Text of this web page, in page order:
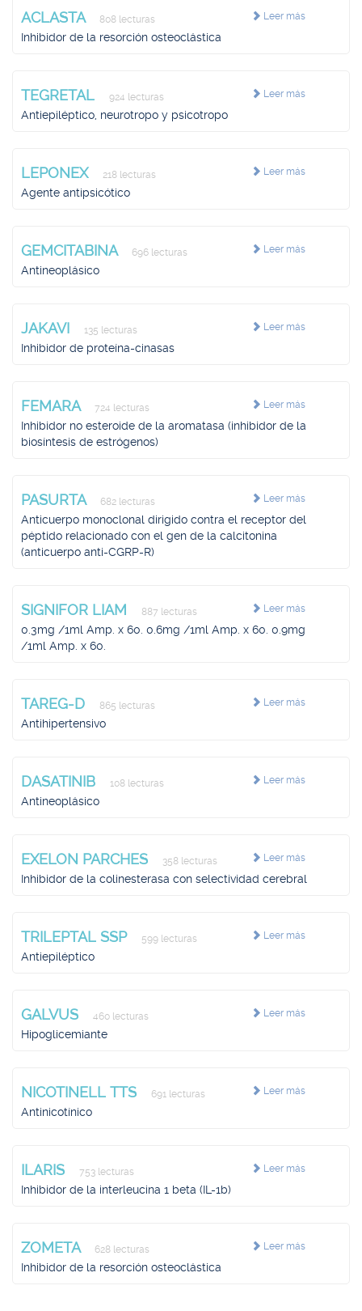
Leer más
ACLASTA 808 lecturas
Inhibidor de la resorción osteoclástica
Leer más
TEGRETAL 924 lecturas
Antiepiléptico, neurotropo y psicotropo
Leer más
LEPONEX 218 lecturas
Agente antipsicótico
Leer más
GEMCITABINA 696 lecturas
Antineoplásico
Leer más
JAKAVI 135 lecturas
Inhibidor de proteína-cinasas
Leer más
FEMARA 724 lecturas
Inhibidor no esteroide de la aromatasa (inhibidor de la
biosíntesis de estrógenos)
Leer más
PASURTA 682 lecturas
Anticuerpo monoclonal dirigido contra el receptor del
péptido relacionado con el gen de la calcitonina
(anticuerpo anti-CGRP-R)
Leer más
SIGNIFOR LIAM 887 lecturas
0.3mg /1ml Amp. x 60. 0.6mg /1ml Amp. x 60. 0.9mg
/1ml Amp. x 60.
Leer más
TAREG-D 865 lecturas
Antihipertensivo
Leer más
DASATINIB 108 lecturas
Antineoplásico
Leer más
EXELON PARCHES 358 lecturas
Inhibidor de la colinesterasa con selectividad cerebral
Leer más
TRILEPTAL SSP 599 lecturas
Antiepiléptico
Leer más
GALVUS 460 lecturas
Hipoglicemiante
Leer más
NICOTINELL TTS 691 lecturas
Antinicotínico
Leer más
ILARIS 753 lecturas
Inhibidor de la interleucina 1 beta (IL-1b)
Leer más
ZOMETA 628 lecturas
Inhibidor de la resorción osteoclástica